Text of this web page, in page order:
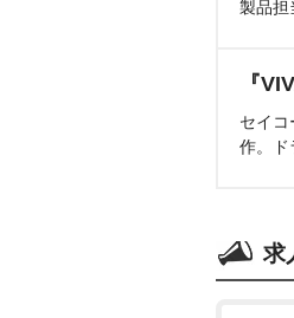
製品担
『
セイコ
作。ド
求